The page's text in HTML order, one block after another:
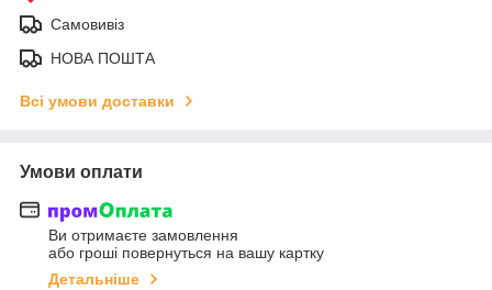
Самовивіз
НОВА ПОШТА
Всі умови доставки
Умови оплати
Ви отримаєте замовлення
або гроші повернуться на вашу картку
Детальніше